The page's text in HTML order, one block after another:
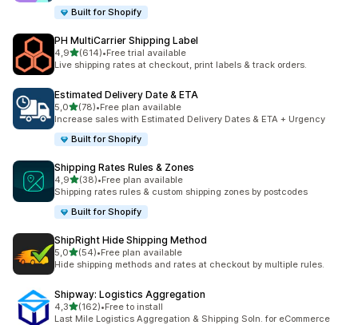
Built for Shopify
PH MultiCarrier Shipping Label
4,9z 5 hvězd
(614)
Celkový počet recenzí: 614
•Free trial available
Live shipping rates at checkout, print labels & track orders.
Estimated Delivery Date & ETA
5,0z 5 hvězd
(78)
Celkový počet recenzí: 78
•Free plan available
Increase sales with Estimated Delivery Dates & ETA + Urgency
Built for Shopify
Shipping Rates Rules & Zones
4,9z 5 hvězd
(38)
Celkový počet recenzí: 38
•Free plan available
Shipping rates rules & custom shipping zones by postcodes
Built for Shopify
ShipRight Hide Shipping Method
5,0z 5 hvězd
(54)
Celkový počet recenzí: 54
•Free plan available
Hide shipping methods and rates at checkout by multiple rules.
Shipway: Logistics Aggregation
4,3z 5 hvězd
(162)
Celkový počet recenzí: 162
•Free to install
Last Mile Logistics Aggregation & Shipping Soln. for eCommerce